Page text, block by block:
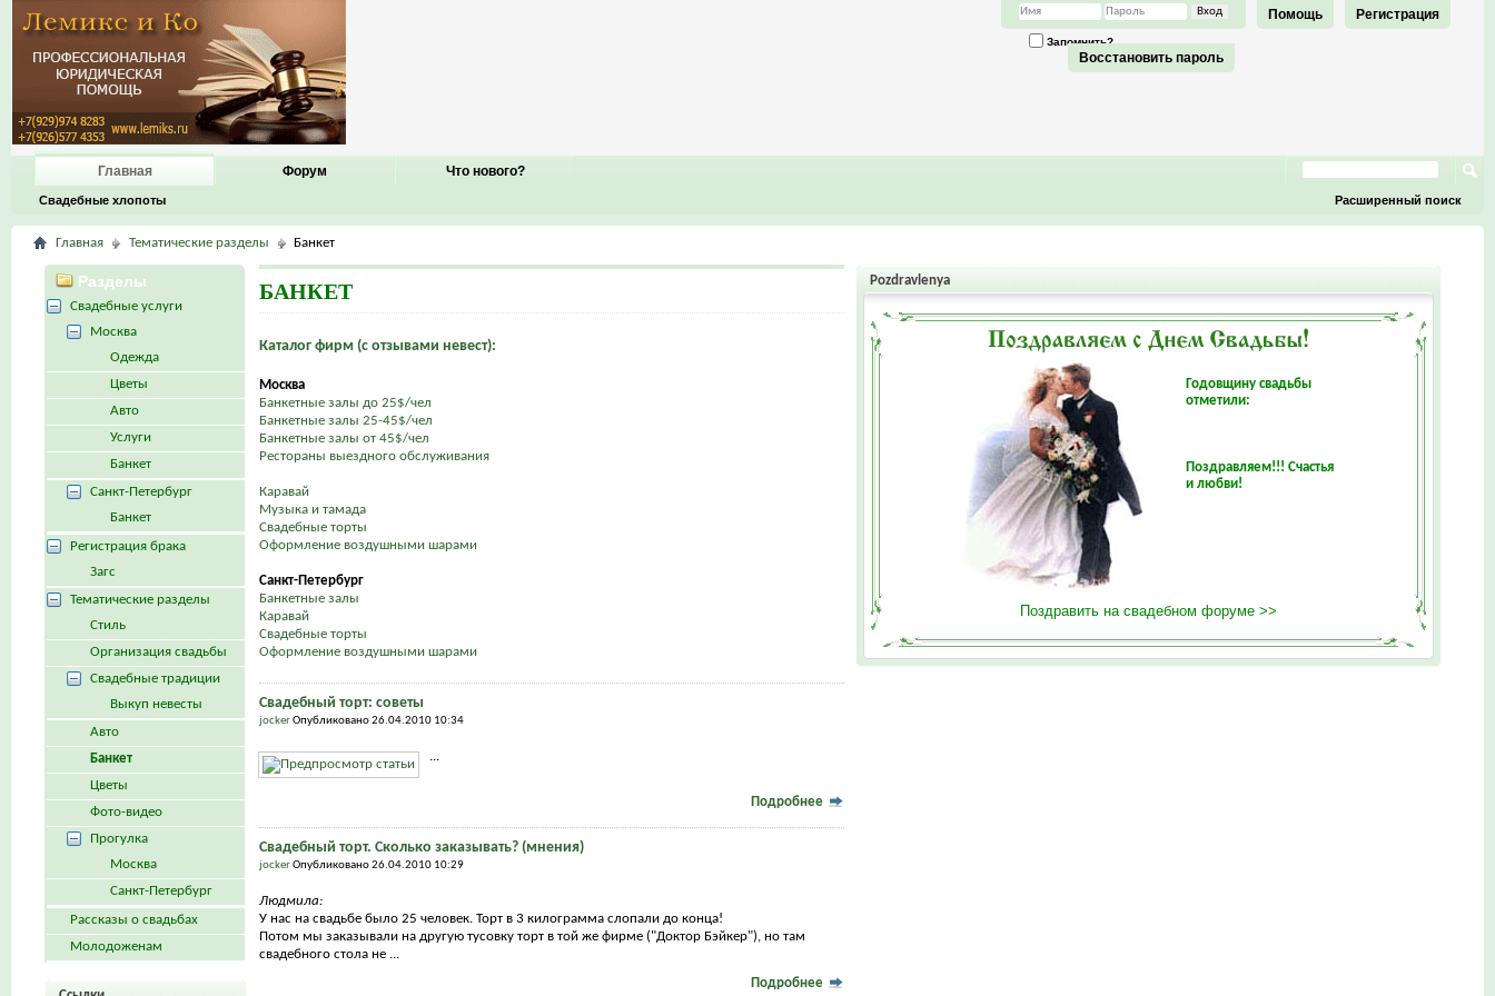
Регистрация
Помощь
Запомнить?
Восстановить пароль
Главная
Свадебные хлопоты
Форум Что нового?
Расширенный поиск
Главная Тематические разделы Банкет
БАНКЕТ
Каталог фирм (с отзывами невест):
Москва
Банкетные залы до 25$/чел
Банкетные залы 25-45$/чел
Банкетные залы от 45$/чел
Рестораны выездного обслуживания
Каравай
Музыка и тамада
Свадебные торты
Оформление воздушными шарами
Санкт-Петербург
Банкетные залы
Каравай
Свадебные торты
Оформление воздушными шарами
Свадебный торт: советы
jockerОпубликовано 26.04.2010 10:34
...
Подробнее
Свадебный торт. Сколько заказывать? (мнения)
jockerОпубликовано 26.04.2010 10:29
Людмила:
У нас на свадьбе было 25 человек. Торт в 3 килограмма слопали до конца!
Потом мы заказывали на другую тусовку торт в той же фирме ("Доктор Бэйкер"), но там
свадебного стола не ...
Подробнее
Pozdravlenya
Годовщину свадьбы
отметили:
Поздравляем!!! Счастья
и любви!
Поздравить на свадебном форуме >>
Разделы
Свадебные услуги
Москва
Одежда
Цветы
Авто
Услуги
Банкет
Санкт-Петербург
Банкет
Регистрация брака
Загс
Тематические разделы
Стиль
Организация свадьбы
Свадебные традиции
Выкуп невесты
Авто
Банкет
Цветы
Фото-видео
Прогулка
Москва
Санкт-Петербург
Рассказы о свадьбах
Молодоженам